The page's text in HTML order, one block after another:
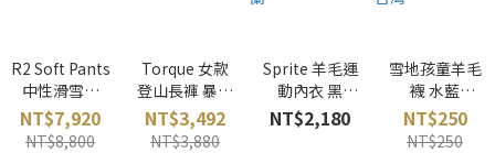
R2 Soft Pants
中性滑雪褲
(灰) ROMP 韓
國
NT$7,920
NT$8,800
Torque 女款
登山長褲 暴風
藍 RAB 英國
NT$3,492
NT$3,880
Sprite 羊毛運
動內衣 黑
icebreaker 紐
西蘭
NT$2,180
雪地孩童羊毛
襪 水藍
SNOWTRAVE
L 台灣
NT$250
NT$250